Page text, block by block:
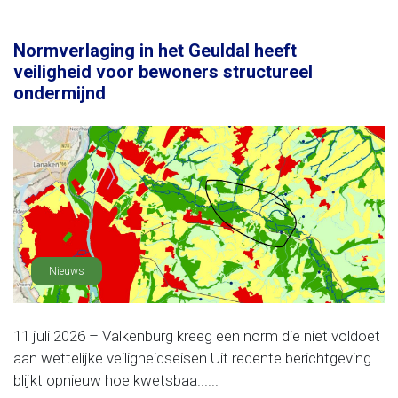
Normverlaging in het Geuldal heeft
veiligheid voor bewoners structureel
ondermijnd
Nieuws
11 juli 2026 – Valkenburg kreeg een norm die niet voldoet
aan wettelijke veiligheidseisen Uit recente berichtgeving
blijkt opnieuw hoe kwetsbaa......